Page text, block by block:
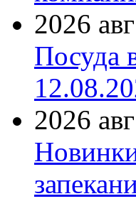
2026
Посуда
2026